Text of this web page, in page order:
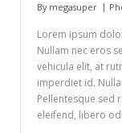
By megasuper
Lorem ipsum
Nullam nec eros
vehicula elit, at
imperdiet id.
Pellentesque sed
eleifend, libero